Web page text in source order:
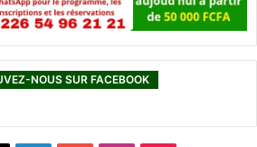
NOUS SUR FACEBOOK